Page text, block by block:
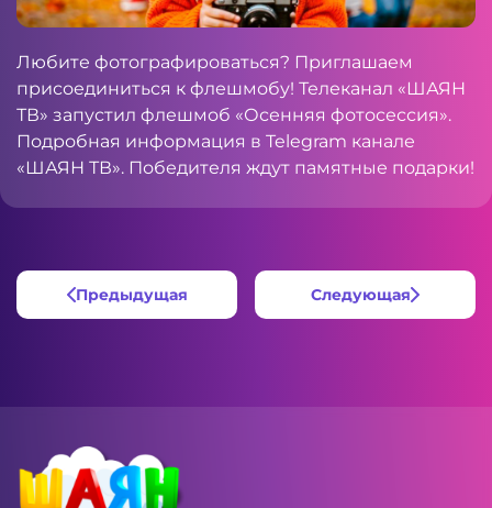
Любите фотографироваться? Приглашаем
присоединиться к флешмобу! Телеканал «ШАЯН
ТВ» запустил флешмоб «Осенняя фотосессия».
Подробная информация в Telegram канале
«ШАЯН ТВ». Победителя ждут памятные подарки!
Предыдущая Следующая